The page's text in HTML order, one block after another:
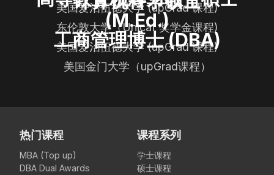
美国爱治伍德大学 (upGrad 课程)
东伦敦大学（Unicaf 奖学金课程)
(M.Ed.)
美国爱治伍德大学 (upGrad 课程)
工商管理博士 (DBA)
美国金门大学（upGrad课程）
热门课程
MBA (Top up)
DBA Dual Awards
课程系列
学士课程
硕士课程